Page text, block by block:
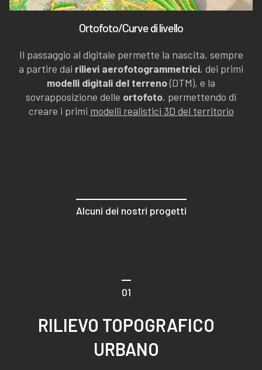
Ortofoto/Curve di livello
Il passaggio al digitale permette la nascita, sempre
a partire dai rilievi aerofotogrammetrici, dei primi
modelli digitali del terreno(DTM), e la
sovrapposizione delle ortofoto, permettendo di
creare i primi modelli realistici 3D del territorio
Alcuni dei nostri progetti
01
RILIEVO TOPOGRAFICO
URBANO